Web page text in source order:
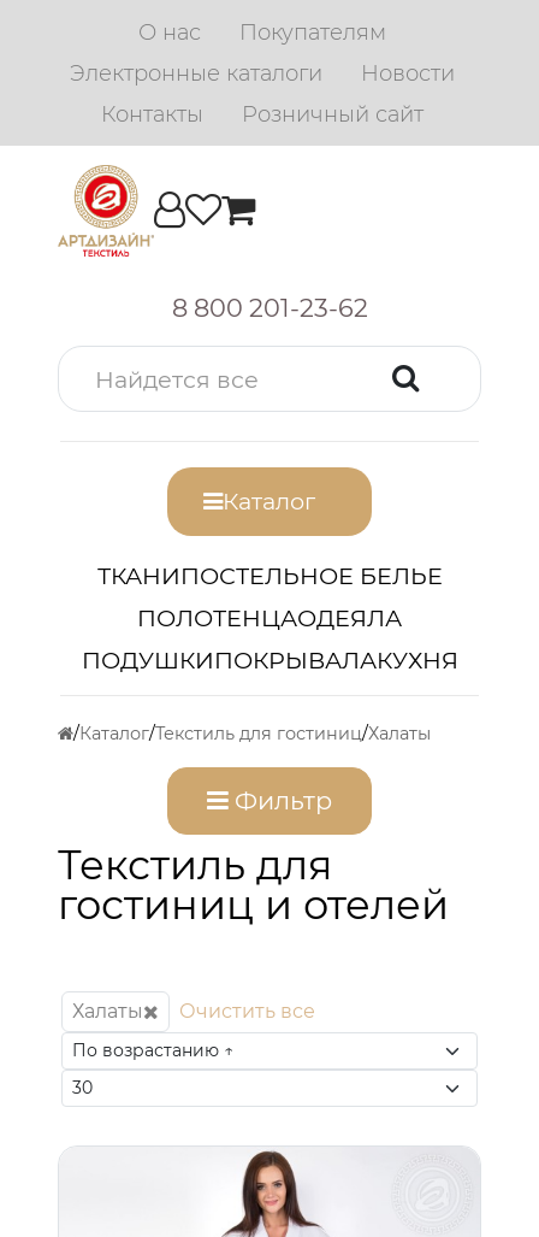
О нас
Покупателям
Электронные каталоги
Новости
Контакты
Розничный сайт
8 800 201-23-62
Каталог
ТКАНИПОСТЕЛЬНОЕ БЕЛЬЕ
ПОЛОТЕНЦАОДЕЯЛА
ПОДУШКИПОКРЫВАЛАКУХНЯ
Каталог Текстиль для гостиниц Халаты
Фильтр
Текстиль для
гостиниц и отелей
Халаты Очистить все